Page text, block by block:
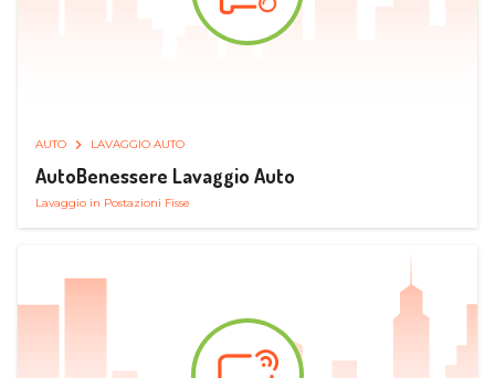
AUTO LAVAGGIO AUTO
AutoBenessere Lavaggio Auto
Lavaggio in Postazioni Fisse